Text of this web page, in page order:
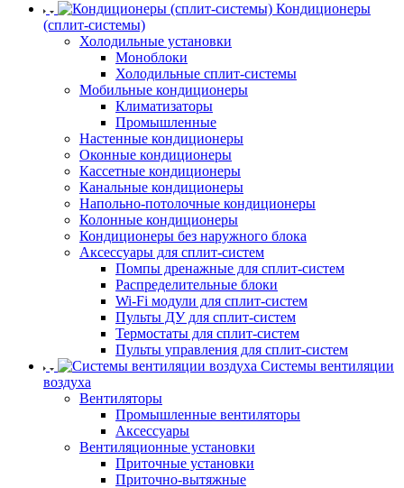
Кондиционеры
(сплит-системы)
Холодильные установки
Моноблоки
Холодильные сплит-системы
Мобильные кондиционеры
Климатизаторы
Промышленные
Настенные кондиционеры
Оконные кондиционеры
Кассетные кондиционеры
Канальные кондиционеры
Напольно-потолочные кондиционеры
Колонные кондиционеры
Кондиционеры без наружного блока
Аксессуары для сплит-систем
Помпы дренажные для сплит-систем
Распределительные блоки
Wi-Fi модули для сплит-систем
Пульты ДУ для сплит-систем
Термостаты для сплит-систем
Пульты управления для сплит-систем
Системы вентиляции
воздуха
Вентиляторы
Промышленные вентиляторы
Аксессуары
Вентиляционные установки
Приточные установки
Приточно-вытяжные